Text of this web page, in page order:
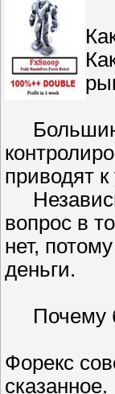
приводят к
вопрос в
нет,
деньги.
Почему
Форекс
сказанное.